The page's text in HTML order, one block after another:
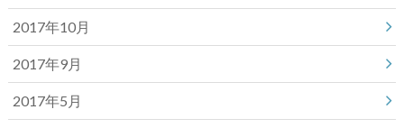
2017年10月
2017年9月
2017年5月